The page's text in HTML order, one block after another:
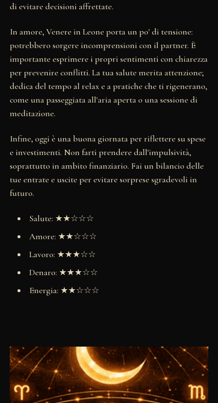
di evitare decisioni affrettate.
In amore, Venere in Leone porta un po' di tensione:
potrebbero sorgere incomprensioni con il partner. È
importante esprimere i propri sentimenti con chiarezza
per prevenire conflitti. La tua salute merita attenzione;
dedica del tempo al relax e a pratiche che ti rigenerano,
come una passeggiata all'aria aperta o una sessione di
meditazione.
Infine, oggi è una buona giornata per riflettere su spese
e investimenti. Non farti prendere dall'impulsività,
soprattutto in ambito finanziario. Fai un bilancio delle
tue entrate e uscite per evitare sorprese sgradevoli in
futuro.
Salute: ★★☆☆☆
Amore: ★★☆☆☆
Lavoro: ★★★☆☆
Denaro: ★★★☆☆
Energia: ★★☆☆☆